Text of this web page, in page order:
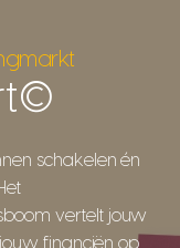
schakelen én
vertelt jouw
financiën op